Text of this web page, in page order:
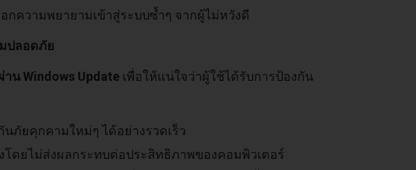
กความพยายามเข้าสู่ระบบซ้ำๆ จากผู้ไม่หวังดี
ปลอดภัย
น Windows Update เพื่อให้แน่ใจว่าผู้ใช้ได้รับการป้องกัน
นภัยคุกคามใหม่ๆ ได้อย่างรวดเร็ว
โดยไม่ส่งผลกระทบต่อประสิทธิภาพของคอมพิวเตอร์